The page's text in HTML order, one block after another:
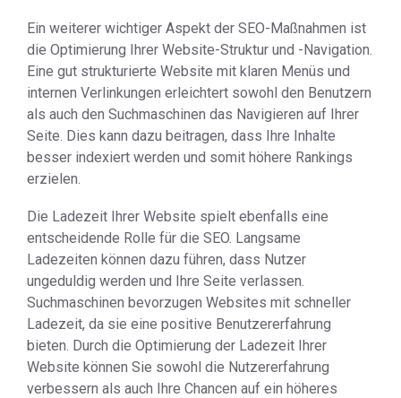
Ein weiterer wichtiger Aspekt der SEO-Maßnahmen ist
die Optimierung Ihrer Website-Struktur und -Navigation.
Eine gut strukturierte Website mit klaren Menüs und
internen Verlinkungen erleichtert sowohl den Benutzern
als auch den Suchmaschinen das Navigieren auf Ihrer
Seite. Dies kann dazu beitragen, dass Ihre Inhalte
besser indexiert werden und somit höhere Rankings
erzielen.
Die Ladezeit Ihrer Website spielt ebenfalls eine
entscheidende Rolle für die SEO. Langsame
Ladezeiten können dazu führen, dass Nutzer
ungeduldig werden und Ihre Seite verlassen.
Suchmaschinen bevorzugen Websites mit schneller
Ladezeit, da sie eine positive Benutzererfahrung
bieten. Durch die Optimierung der Ladezeit Ihrer
Website können Sie sowohl die Nutzererfahrung
verbessern als auch Ihre Chancen auf ein höheres